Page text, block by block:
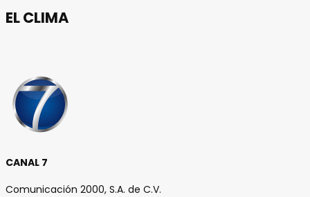
EL CLIMA
CANAL 7
Comunicación 2000, S.A. de C.V.